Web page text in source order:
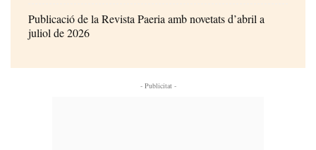
Publicació de la Revista Paeria amb novetats d’abril a
juliol de 2026
- Publicitat -